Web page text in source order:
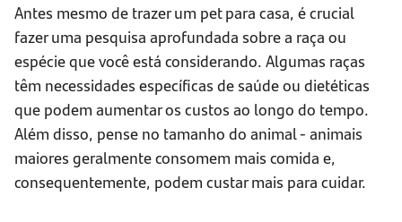
Antes mesmo de trazer um pet para casa, é crucial
fazer uma pesquisa aprofundada sobre a raça ou
espécie que você está considerando. Algumas raças
têm necessidades específicas de saúde ou dietéticas
que podem aumentar os custos ao longo do tempo.
Além disso, pense no tamanho do animal - animais
maiores geralmente consomem mais comida e,
consequentemente, podem custar mais para cuidar.